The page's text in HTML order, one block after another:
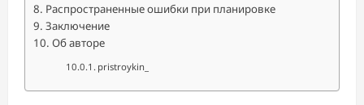
Распространенные ошибки при планировке
Заключение
Об авторе
pristroykin_